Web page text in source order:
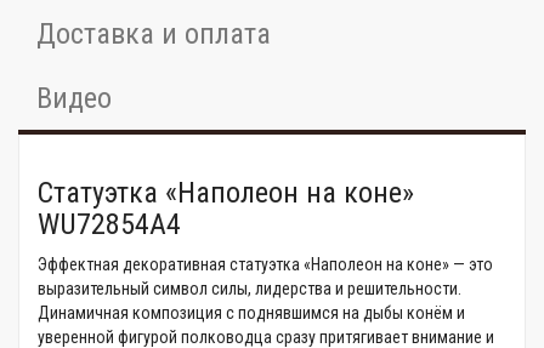
Доставка и оплата
Видео
Статуэтка «Наполеон на коне»
WU72854A4
Эффектная декоративная статуэтка «Наполеон на коне» — это
выразительный символ силы, лидерства и решительности.
Динамичная композиция с поднявшимся на дыбы конём и
уверенной фигурой полководца сразу притягивает внимание и